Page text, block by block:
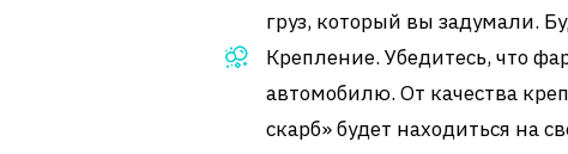
груз, который вы задумали.
Крепление. Убедитесь, что
автомобилю. От качества
скарб» будет находиться на